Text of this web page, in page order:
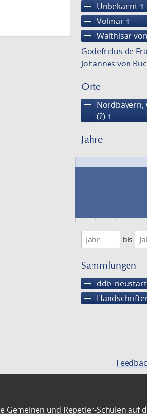
remove Unbekannt 1
remove Volmar 1
remove Walthisar
Godefridus de
Johannes von
Orte
remove
Nordbayern,
(?) 1
Jahre
1474
bis
Sammlungen
remove
remove
und Repetier-Schulen auf